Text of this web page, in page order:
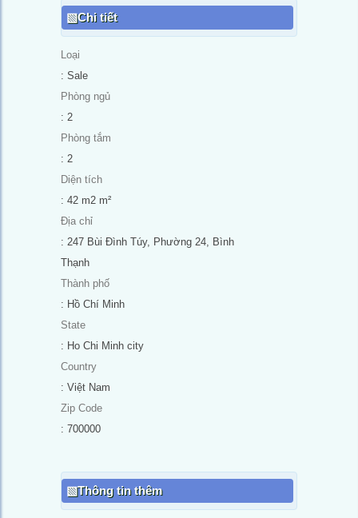
Chi tiết
Loại
: Sale
Phòng ngủ
: 2
Phòng tắm
: 2
Diện tích
: 42 m2 m²
Địa chỉ
: 247 Bùi Đình Túy, Phường 24, Bình
Thạnh
Thành phố
: Hồ Chí Minh
State
: Ho Chi Minh city
Country
: Việt Nam
Zip Code
: 700000
Thông tin thêm